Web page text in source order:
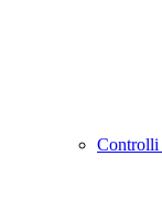
Controlli